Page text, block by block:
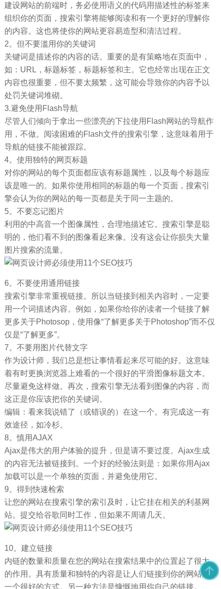
建设网站的前端时，务必使用语义的代码用描述性的标签来
组织你的页面，搜索引擎将能够阅读和有一个更好的理解你
的内容。这也将使你的网站更容易造型和清洁过程。
2。但不要滥用你的关键词
关键词是描述你的内容的话。重要的是有策略地在页面中，
如：URL，标题标签，标题标签和主。它也经常出现在正文
内容也很重要，但不要太频繁，这可能会导致你的内容予以
处罚关键词堆砌。
3.避免使用Flash导航
尽管人们倾向于拿出一些漂亮的下拉使用Flash网站的导航作
用，不做。阅读困难的Flash文件的搜索引擎，这意味着用于
导航的链接不能被跟踪。
4。使用独特的网页标题
对你的网站的每个页面都应该有标题属性，以及每个标题应
该是唯一的。如果你使用相同的标题的每一个页面，搜索引
擎会认为你的网站的每一页都是关于同一主题的。
5。不要忘记图片
利用的中高音一个图像属性，合理地描述它。搜索引擎是聪
明的，他们看不到的图像看起来像。没有这会让你损失大量
图片搜索的流量。
6。不要使用通用链接
搜索引擎非常重视链接。所以当链接到相关内容时，一定要
用一个词描述内容。例如，如果你给你的读者一个链接了解
更多关于Photosop，使用像“了解更多关于Photoshop”而不仅
仅是“了解更多”。
7。不要用图片代替文字
作为设计师，我们总是想让事情看起来尽可能的好。这意味
着有时更换浏览器上难看的一个很好的平滑图像标题文本。
尽量避免这样做。再次，搜索引擎无法看到图像的内容，而
这正是你应该把你的关键词。
编辑：看来我说错了（或错误的）在这一个。有完成这一有
效途径，如冷杉。
8。慎用AJAX
Ajax是伟大的用户体验的提升，但是请不要过度。Ajax生成
的内容无法被链接到。一个好的经验法则是：如果你用Ajax
加载可以是一个单独的页面，并避免使用它。
9。得到快速检索
让您的网站在搜索引擎的索引及时，让它挂在相关的利基网
站。提交给谷歌同时工作，但如果不周请几天。
10。建立链接
内链的数量和质量在您的网站在搜索结果中的位置起了很大
的作用。具有质量和独特的内容是让人们链接到你的网站的
一个很好的方式。另一种方法是慷慨地用你自己的链接。